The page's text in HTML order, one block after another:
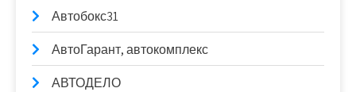
Автобокс31
АвтоГарант, автокомплекс
АВТОДЕЛО